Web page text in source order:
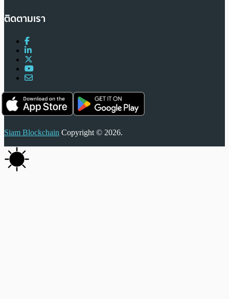
ติดตามเรา
Siam Blockchain Copyright © 2026.